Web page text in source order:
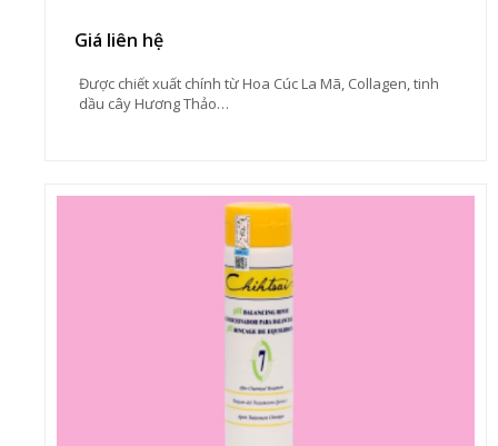
Giá liên hệ
Được chiết xuất chính từ Hoa Cúc La Mã, Collagen, tinh
dầu cây Hương Thảo…